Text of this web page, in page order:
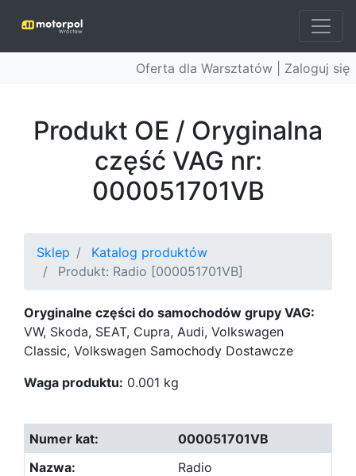
Oferta dla Warsztatów | Zaloguj się
Produkt OE / Oryginalna
część VAG nr:
000051701VB
Sklep
Katalog produktów
Produkt: Radio [000051701VB]
Oryginalne części do samochodów grupy VAG:
VW, Skoda, SEAT, Cupra, Audi, Volkswagen
Classic, Volkswagen Samochody Dostawcze
Waga produktu: 0.001 kg
000051701VB
Radio